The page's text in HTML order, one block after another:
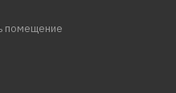
помещение